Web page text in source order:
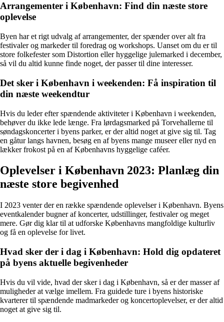
Arrangementer i København: Find din næste store
oplevelse
Byen har et rigt udvalg af arrangementer, der spænder over alt fra
festivaler og markeder til foredrag og workshops. Uanset om du er til
store folkefester som Distortion eller hyggelige julemarked i december,
så vil du altid kunne finde noget, der passer til dine interesser.
Det sker i København i weekenden: Få inspiration til
din næste weekendtur
Hvis du leder efter spændende aktiviteter i København i weekenden,
behøver du ikke lede længe. Fra lørdagsmarked på Torvehallerne til
søndagskoncerter i byens parker, er der altid noget at give sig til. Tag
en gåtur langs havnen, besøg en af byens mange museer eller nyd en
lækker frokost på en af Københavns hyggelige caféer.
Oplevelser i København 2023: Planlæg din
næste store begivenhed
I 2023 venter der en række spændende oplevelser i København. Byens
eventkalender bugner af koncerter, udstillinger, festivaler og meget
mere. Gør dig klar til at udforske Københavns mangfoldige kulturliv
og få en oplevelse for livet.
Hvad sker der i dag i København: Hold dig opdateret
på byens aktuelle begivenheder
Hvis du vil vide, hvad der sker i dag i København, så er der masser af
muligheder at vælge imellem. Fra guidede ture i byens historiske
kvarterer til spændende madmarkeder og koncertoplevelser, er der altid
noget at give sig til.